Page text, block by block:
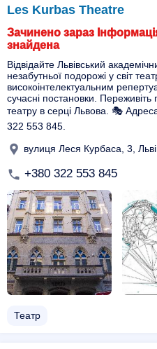
Les Kurbas Theatre
Зачинено зараз
знайдена
Відвідайте Львівський
незабутньої подорожі у світ
високоінтелектуальним
сучасні постановки. Переживіть
театру в серці Львова. 🎭
322 553 845.
вулиця Леся Курбаса, 3,
+380 322 553 845
Театр